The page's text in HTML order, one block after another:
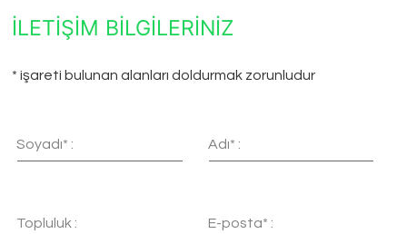
İLETIŞIM BILGILERINIZ
* işareti bulunan alanları doldurmak zorunludur
Soyadı* : Adı* :
Topluluk : E-posta* :